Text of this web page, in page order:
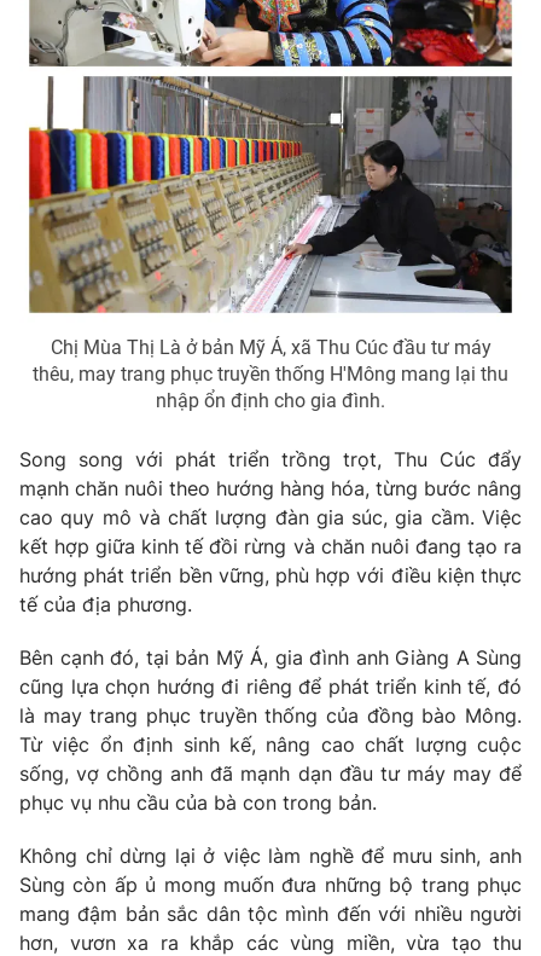
Chị Mùa Thị Là ở bản Mỹ Á, xã Thu Cúc đầu tư máy
thêu, may trang phục truyền thống H'Mông mang lại thu
nhập ổn định cho gia đình.
Song song với phát triển trồng trọt, Thu Cúc đẩy
mạnh chăn nuôi theo hướng hàng hóa, từng bước nâng
cao quy mô và chất lượng đàn gia súc, gia cầm. Việc
kết hợp giữa kinh tế đồi rừng và chăn nuôi đang tạo ra
hướng phát triển bền vững, phù hợp với điều kiện thực
tế của địa phương.
Bên cạnh đó, tại bản Mỹ Á, gia đình anh Giàng A Sùng
cũng lựa chọn hướng đi riêng để phát triển kinh tế, đó
là may trang phục truyền thống của đồng bào Mông.
Từ việc ổn định sinh kế, nâng cao chất lượng cuộc
sống, vợ chồng anh đã mạnh dạn đầu tư máy may để
phục vụ nhu cầu của bà con trong bản.
Không chỉ dừng lại ở việc làm nghề để mưu sinh, anh
Sùng còn ấp ủ mong muốn đưa những bộ trang phục
mang đậm bản sắc dân tộc mình đến với nhiều người
hơn, vươn xa ra khắp các vùng miền, vừa tạo thu